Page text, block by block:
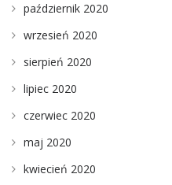
październik 2020
wrzesień 2020
sierpień 2020
lipiec 2020
czerwiec 2020
maj 2020
kwiecień 2020